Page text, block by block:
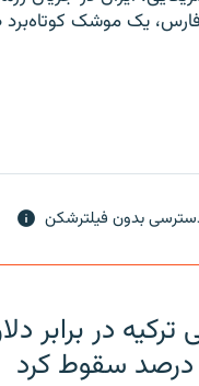
یک موشک کوتاه‌برد
بدون فیلترشکن
در برابر